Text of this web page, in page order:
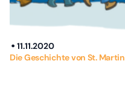
11.11.2020
Die Geschichte von St. Martin